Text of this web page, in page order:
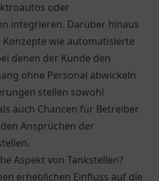
oder
integrieren. Darüber hinaus
wie automatisierte
denen der Kunde den
ohne Personal abwickeln
stellen sowohl
auch Chancen für Betreiber
Ansprüchen der
Aspekt von Tankstellen?
erheblichen Einfluss auf die